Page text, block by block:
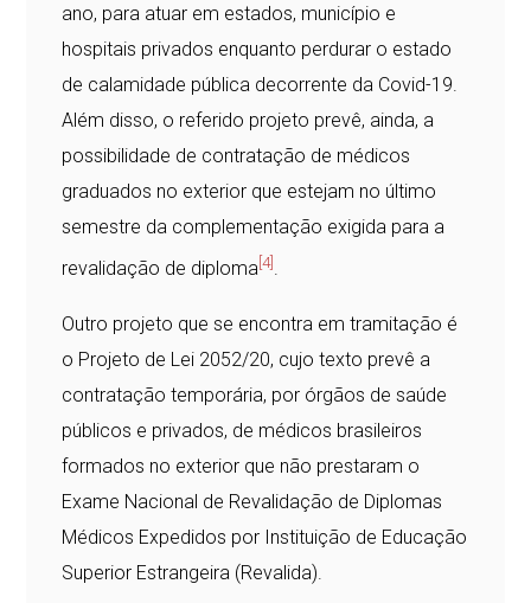
ano, para atuar em estados, município e
hospitais privados enquanto perdurar o estado
de calamidade pública decorrente da Covid-19.
Além disso, o referido projeto prevê, ainda, a
possibilidade de contratação de médicos
graduados no exterior que estejam no último
semestre da complementação exigida para a
revalidação de diploma [4] .
Outro projeto que se encontra em tramitação é
o Projeto de Lei 2052/20, cujo texto prevê a
contratação temporária, por órgãos de saúde
públicos e privados, de médicos brasileiros
formados no exterior que não prestaram o
Exame Nacional de Revalidação de Diplomas
Médicos Expedidos por Instituição de Educação
Superior Estrangeira (Revalida).